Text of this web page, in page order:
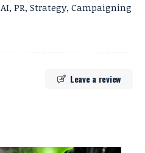
PR, Strategy, Campaigning
Leave a review